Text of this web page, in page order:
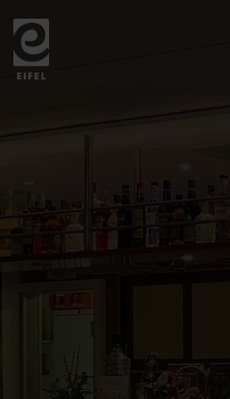
Zurück
zur
Startseite